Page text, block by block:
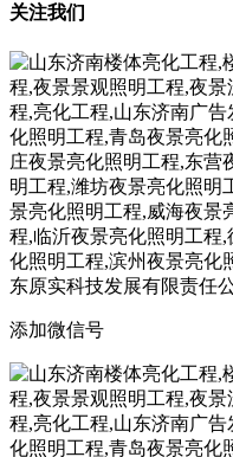
关注我们
添加微信号